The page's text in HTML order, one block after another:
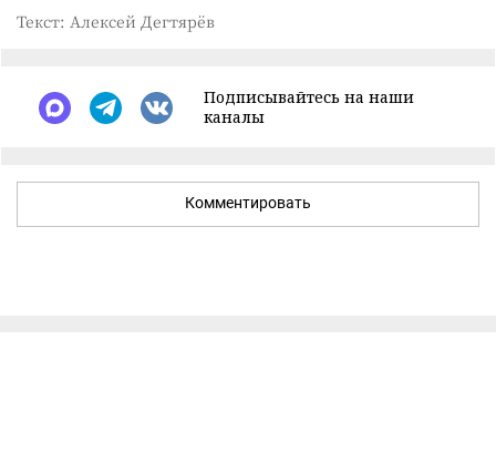
Текст: Алексей Дегтярёв
Подписывайтесь на наши
каналы
Комментировать